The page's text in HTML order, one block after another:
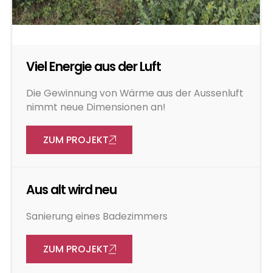
Viel Energie aus der Luft
Die Gewinnung von Wärme aus der Aussenluft
nimmt neue Dimensionen an!
ZUM PROJEKT
Aus alt wird neu
Sanierung eines Badezimmers
ZUM PROJEKT